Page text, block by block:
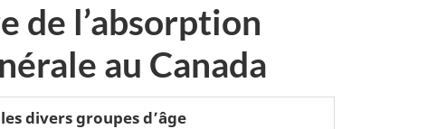
de l’absorption
au Canada
divers groupes d’âge